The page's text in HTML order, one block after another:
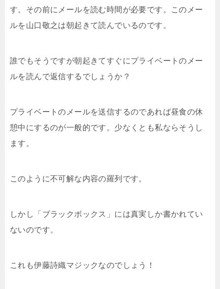
す。その前にメールを読む時間が必要です。このメー
ルを山口敬之は朝起きて読んでいるのです。
誰でもそうですが朝起きてすぐにプライベートのメー
ルを読んで返信するでしょうか？
プライベートのメールを送信するのであれば昼食の休
憩中にするのが一般的です。少なくとも私ならそうし
ます。
このように不可解な内容の羅列です。
しかし「ブラックボックス」には真実しか書かれてい
ないのです。
これも伊藤詩織マジックなのでしょう！